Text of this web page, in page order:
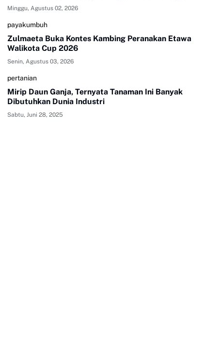
Minggu, Agustus 02, 2026
payakumbuh
Zulmaeta Buka Kontes Kambing Peranakan Etawa
Walikota Cup 2026
Senin, Agustus 03, 2026
pertanian
Mirip Daun Ganja, Ternyata Tanaman Ini Banyak
Dibutuhkan Dunia Industri
Sabtu, Juni 28, 2025